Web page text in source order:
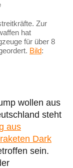
Zur
hat
für über 8
Bild:
wollen aus
steht
aus
Dark
sein.